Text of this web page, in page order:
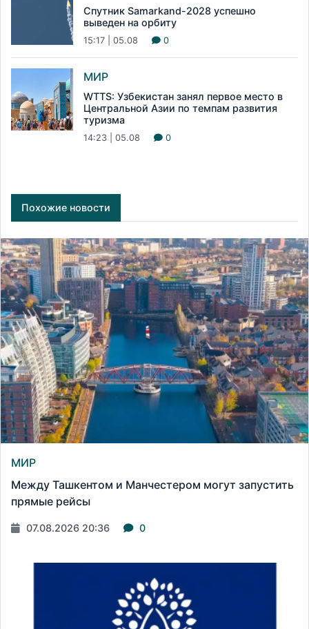
Спутник Samarkand-2028 успешно
выведен на орбиту
15:17 | 05.08 0
МИР
WTTS: Узбекистан занял первое место в
Центральной Азии по темпам развития
туризма
14:23 | 05.08 0
Похожие новости
МИР
Между Ташкентом и Манчестером могут запустить
прямые рейсы
07.08.2026 20:36 0